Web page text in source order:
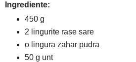
Ingrediente:
450 g
2 lingurite rase sare
o lingura zahar pudra
50 g unt